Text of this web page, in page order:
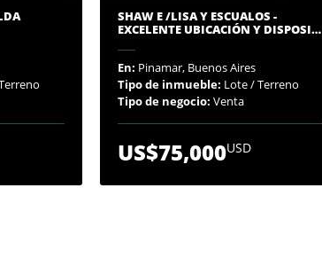
SHAW E /LISA Y ESCUALOS -
EXCELENTE UBICACIÓN Y DISPOSI…
En: Pinamar, Buenos Aires
Tipo de inmueble: Lote / Terreno
Tipo de negocio: Venta
US$75,000USD